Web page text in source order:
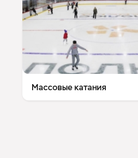
Массовые катания